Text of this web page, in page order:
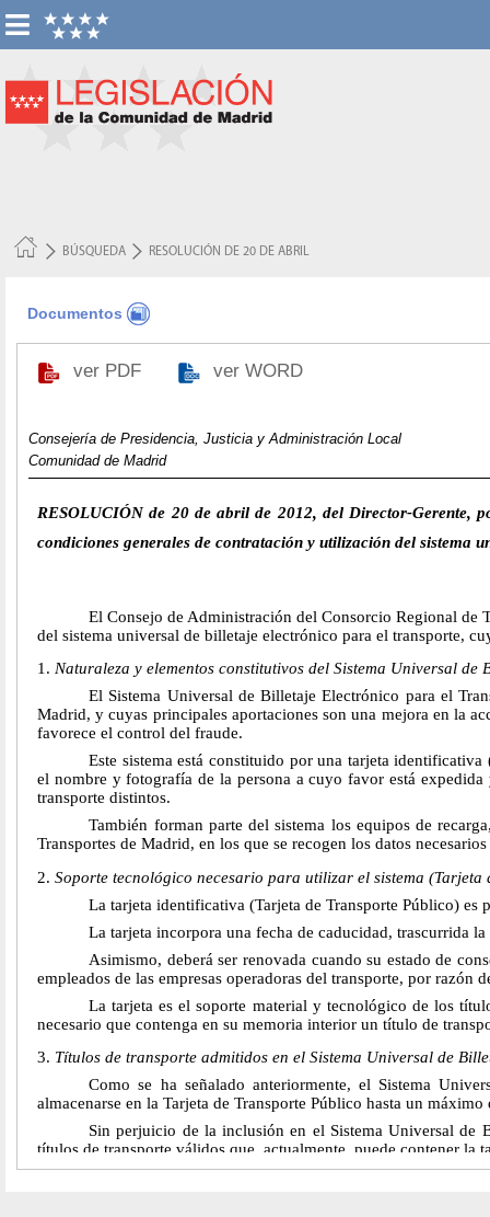
BÚSQUEDA RESOLUCIÓN DE 20 DE ABRIL
Documentos
ver PDF ver WORD
Consejería de Presidencia, Justicia y Administración Local
Comunidad de Madrid